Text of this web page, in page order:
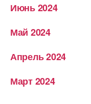
Июнь 2024
Май 2024
Апрель 2024
Март 2024